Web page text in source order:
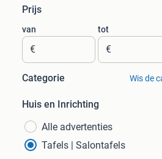
Prijs
van
€
tot
€
Categorie Wis de
Huis en Inrichting
Alle advertenties
Tafels | Salontafels